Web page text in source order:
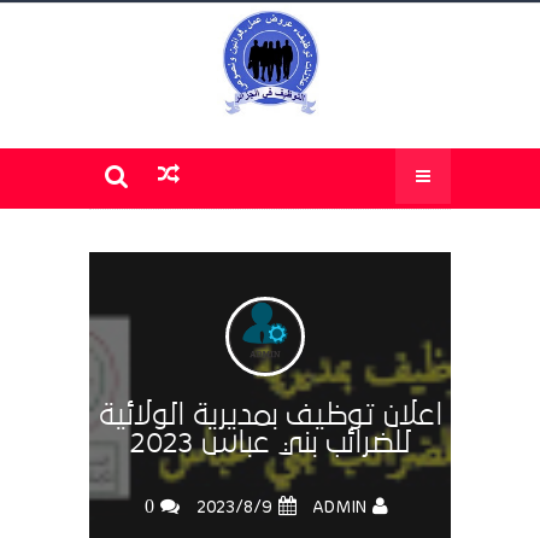
اعلان توظيف بمديرية الولائية
للضرائب بني عباس 2023
ADMIN
9‏/8‏/2023
0